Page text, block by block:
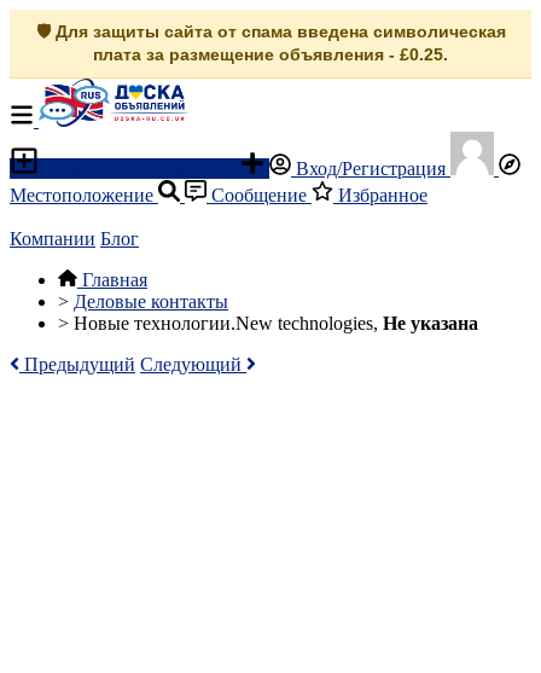
🛡️ Для защиты сайта от спама введена символическая
плата за размещение объявления - £0.25.
Вход/Регистрация
Местоположение
Сообщение Избранное
Компании Блог
Главная
> Деловые контакты
> Новые технологии.New technologies, Не указана
Предыдущий Следующий